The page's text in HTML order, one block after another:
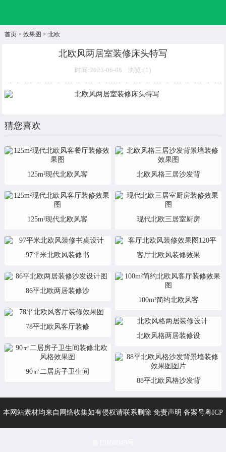
首页> 效果图 > 北欧
北欧风两居室装修床头特写
时间:2023-06-08 浏览:(1)
猜您喜欢
125m²现代北欧风客
125m²现代北欧风客
97平米北欧风装修书
86平北欧两居装修沙
78平北欧风客厅装修
90㎡二居房子卫生间
北欧风格三居沙发背
现代北欧三居室厨房
客厅北欧风装修效果
100m²简约北欧风客
北欧风格两居装修设
88平北欧风格沙发背
本网站素材均来自网络收集如有侵权请联系删除 免责声明 备案号粤ICP